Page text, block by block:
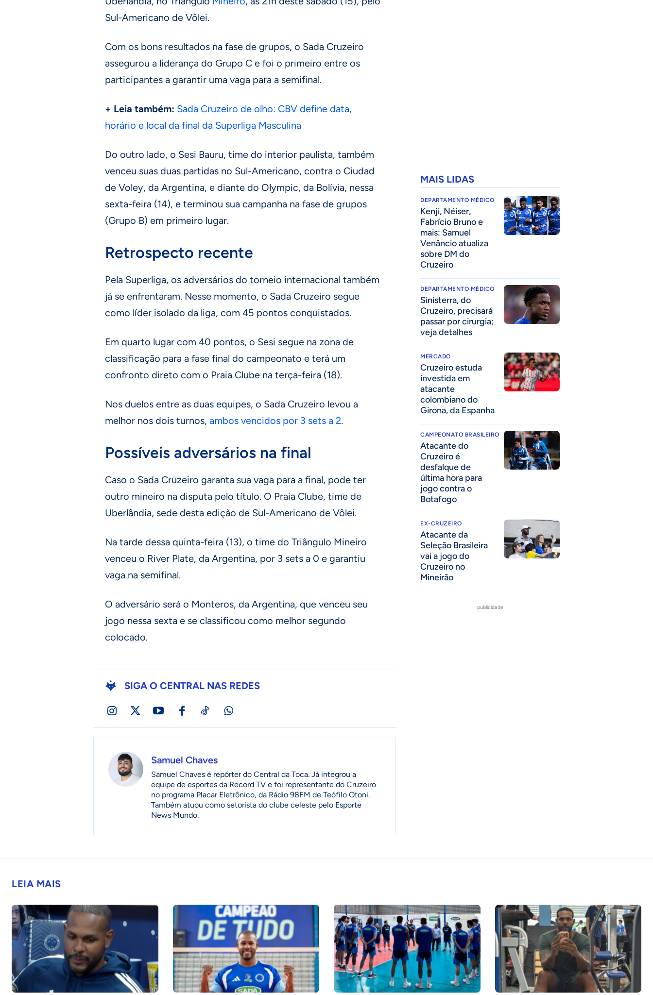
Sul-Americano de Vôlei.
Com os bons resultados na fase de grupos, o Sada Cruzeiro
assegurou a liderança do Grupo C e foi o primeiro entre os
participantes a garantir uma vaga para a semifinal.
+ Leia também: Sada Cruzeiro de olho: CBV define data,
horário e local da final da Superliga Masculina
Do outro lado, o Sesi Bauru, time do interior paulista, também
venceu suas duas partidas no Sul-Americano, contra o Ciudad
de Voley, da Argentina, e diante do Olympic, da Bolívia, nessa
sexta-feira (14), e terminou sua campanha na fase de grupos
(Grupo B) em primeiro lugar.
Retrospecto recente
Pela Superliga, os adversários do torneio internacional também
já se enfrentaram. Nesse momento, o Sada Cruzeiro segue
como líder isolado da liga, com 45 pontos conquistados.
Em quarto lugar com 40 pontos, o Sesi segue na zona de
classificação para a fase final do campeonato e terá um
confronto direto com o Praia Clube na terça-feira (18).
Nos duelos entre as duas equipes, o Sada Cruzeiro levou a
melhor nos dois turnos, ambos vencidos por 3 sets a 2.
Possíveis adversários na final
Caso o Sada Cruzeiro garanta sua vaga para a final, pode ter
outro mineiro na disputa pelo título. O Praia Clube, time de
Uberlândia, sede desta edição de Sul-Americano de Vôlei.
Na tarde dessa quinta-feira (13), o time do Triângulo Mineiro
venceu o River Plate, da Argentina, por 3 sets a 0 e garantiu
vaga na semifinal.
O adversário será o Monteros, da Argentina, que venceu seu
jogo nessa sexta e se classificou como melhor segundo
colocado.
SIGA O CENTRAL NAS REDES
Samuel Chaves
Samuel Chaves é repórter do Central da Toca. Já integrou a
equipe de esportes da Record TV e foi representante do Cruzeiro
no programa Placar Eletrônico, da Rádio 98FM de Teófilo Otoni.
Também atuou como setorista do clube celeste pelo Esporte
News Mundo.
MAIS LIDAS
DEPARTAMENTO MÉDICO
Kenji, Néiser,
Fabrício Bruno e
mais: Samuel
Venâncio atualiza
sobre DM do
Cruzeiro
DEPARTAMENTO MÉDICO
Sinisterra, do
Cruzeiro, precisará
passar por cirurgia;
veja detalhes
MERCADO
Cruzeiro estuda
investida em
atacante
colombiano do
Girona, da Espanha
CAMPEONATO BRASILEIRO
Atacante do
Cruzeiro é
desfalque de
última hora para
jogo contra o
Botafogo
EX-CRUZEIRO
Atacante da
Seleção Brasileira
vai a jogo do
Cruzeiro no
Mineirão
publicidade
LEIA MAIS